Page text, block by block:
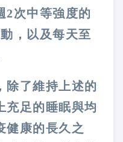
2次中等強度的
，以及每天至
除了維持上述的
充足的睡眠與均
健康的長久之